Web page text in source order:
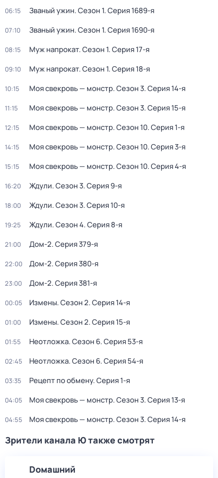
06:15 Званый ужин. Сезон 1. Серия 1689-я
07:10 Званый ужин. Сезон 1. Серия 1690-я
08:15 Муж напрокат. Сезон 1. Серия 17-я
09:10 Муж напрокат. Сезон 1. Серия 18-я
10:15 Моя свекровь — монстр. Сезон 3. Серия 14-я
11:15 Моя свекровь — монстр. Сезон 3. Серия 15-я
12:15 Моя свекровь — монстр. Сезон 10. Серия 1-я
14:15 Моя свекровь — монстр. Сезон 10. Серия 3-я
15:15 Моя свекровь — монстр. Сезон 10. Серия 4-я
16:20 Ждули. Сезон 3. Серия 9-я
18:00 Ждули. Сезон 3. Серия 10-я
19:25 Ждули. Сезон 4. Серия 8-я
21:00 Дом-2. Серия 379-я
22:00 Дом-2. Серия 380-я
23:00 Дом-2. Серия 381-я
00:05 Измены. Сезон 2. Серия 14-я
01:00 Измены. Сезон 2. Серия 15-я
01:55 Неотложка. Сезон 6. Серия 53-я
02:45 Неотложка. Сезон 6. Серия 54-я
03:35 Рецепт по обмену. Серия 1-я
04:05 Моя свекровь — монстр. Сезон 3. Серия 13-я
04:55 Моя свекровь — монстр. Сезон 3. Серия 14-я
Зрители канала Ю также смотрят
Dомашний